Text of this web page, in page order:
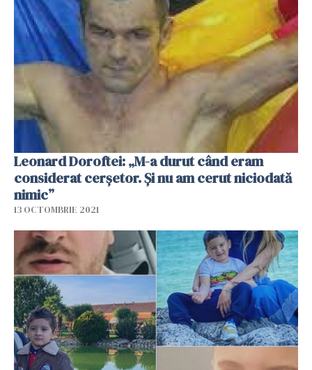
Leonard Doroftei: „M-a durut când eram
considerat cerșetor. Și nu am cerut niciodată
nimic”
13 OCTOMBRIE 2021